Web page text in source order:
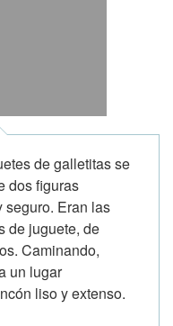
de galletitas se
dos figuras
seguro. Eran las
de juguete, de
Caminando,
un lugar
liso y extenso.